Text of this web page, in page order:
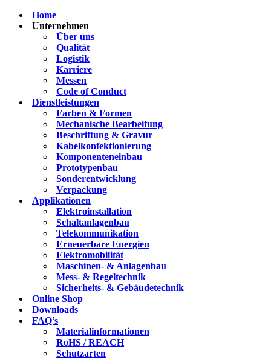
Home
Unternehmen
Über uns
Qualität
Logistik
Karriere
Messen
Code of Conduct
Dienstleistungen
Farben & Formen
Mechanische Bearbeitung
Beschriftung & Gravur
Kabelkonfektionierung
Komponenteneinbau
Prototypenbau
Sonderentwicklung
Verpackung
Applikationen
Elektroinstallation
Schaltanlagenbau
Telekommunikation
Erneuerbare Energien
Elektromobilität
Maschinen- & Anlagenbau
Mess- & Regeltechnik
Sicherheits- & Gebäudetechnik
Online Shop
Downloads
FAQ’s
Materialinformationen
RoHS / REACH
Schutzarten